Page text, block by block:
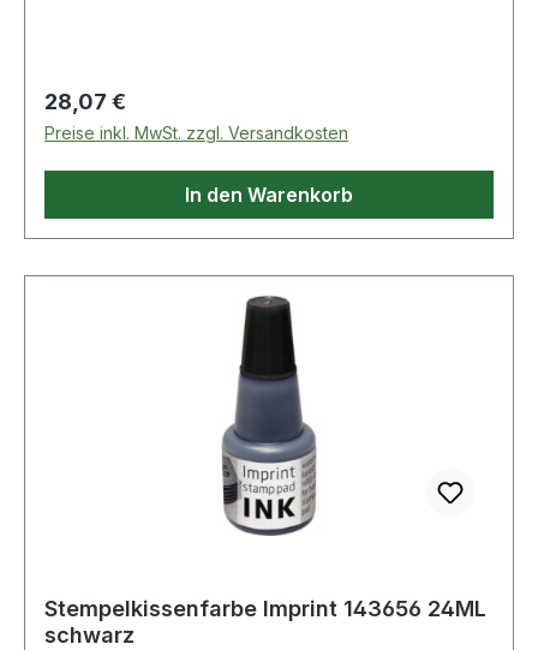
Regulärer Preis:
28,07 €
Preise inkl. MwSt. zzgl. Versandkosten
In den Warenkorb
Stempelkissenfarbe Imprint 143656 24ML
schwarz